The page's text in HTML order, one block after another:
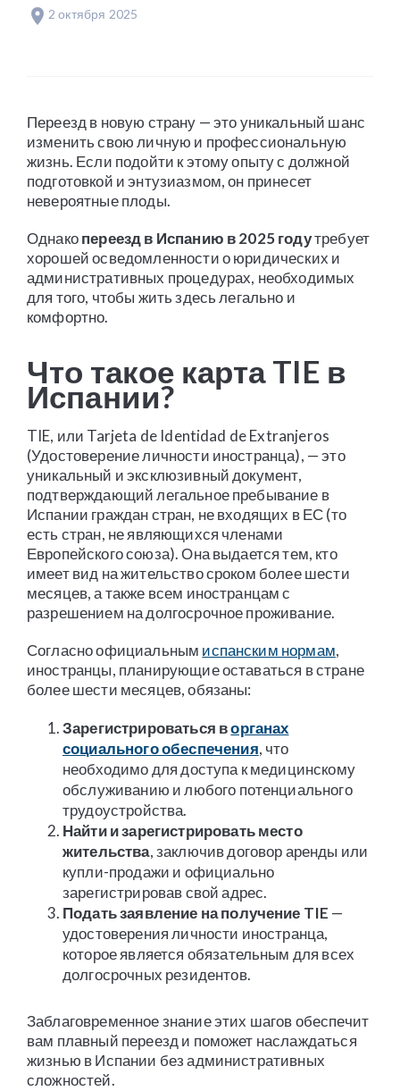
2 октября 2025
Переезд в новую страну — это уникальный шанс
изменить свою личную и профессиональную
жизнь. Если подойти к этому опыту с должной
подготовкой и энтузиазмом, он принесет
невероятные плоды.
Однакопереезд в Испанию в 2025 годутребует
хорошей осведомленности о юридических и
административных процедурах, необходимых
для того, чтобы жить здесь легально и
комфортно.
Что такое карта TIE в
Испании?
TIE, или Tarjeta de Identidad de Extranjeros
(Удостоверение личности иностранца), — это
уникальный и эксклюзивный документ,
подтверждающий легальное пребывание в
Испании граждан стран, не входящих в ЕС (то
есть стран, не являющихся членами
Европейского союза). Она выдается тем, кто
имеет вид на жительство сроком более шести
месяцев, а также всем иностранцам с
разрешением на долгосрочное проживание.
Согласно официальным испанским нормам,
иностранцы, планирующие оставаться в стране
более шести месяцев, обязаны:
Зарегистрироваться ворганах
социального обеспечения, что
необходимо для доступа к медицинскому
обслуживанию и любого потенциального
трудоустройства.
Найти и зарегистрировать место
жительства, заключив договор аренды или
купли-продажи и официально
зарегистрировав свой адрес.
Подать заявление на получение TIE —
удостоверения личности иностранца,
которое является обязательным для всех
долгосрочных резидентов.
Заблаговременное знание этих шагов обеспечит
вам плавный переезд и поможет наслаждаться
жизнью в Испании без административных
сложностей.